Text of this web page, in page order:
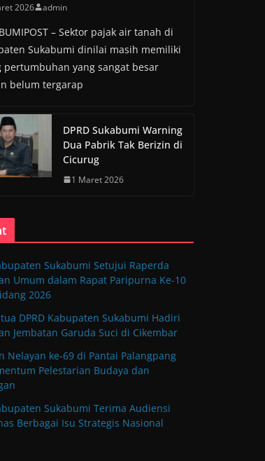
2026 admin
– Sektor pajak air tanah di
Sukabumi dinilai masih memiliki
pertumbuhan yang sangat besar
belum tergarap
DPRD Sukabumi Warning
Dua Pabrik Tak Berizin di
Cicurug
1 Maret 2026
Sukabumi Setujui Raperda
Umum dalam Rapat Paripurna Ke-10
2026
DPRD Kabupaten Sukabumi Hadiri
Jembatan Garuda Suci di Cikembar
Nelayan ke-69 di Pantai Palangpang
Pelestarian Budaya dan
Sukabumi Terima Audiensi
Berbagai Isu Strategis Nasional